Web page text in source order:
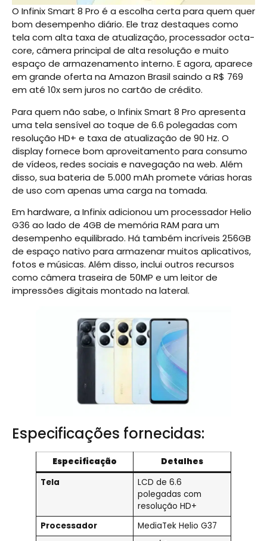
O Infinix Smart 8 Pro é a escolha certa para quem quer
bom desempenho diário. Ele traz destaques como
tela com alta taxa de atualização, processador octa-
core, câmera principal de alta resolução e muito
espaço de armazenamento interno. E agora, aparece
em grande oferta na Amazon Brasil saindo a R$ 769
em até 10x sem juros no cartão de crédito.
Para quem não sabe, o Infinix Smart 8 Pro apresenta
uma tela sensível ao toque de 6.6 polegadas com
resolução HD+ e taxa de atualização de 90 Hz. O
display fornece bom aproveitamento para consumo
de vídeos, redes sociais e navegação na web. Além
disso, sua bateria de 5.000 mAh promete várias horas
de uso com apenas uma carga na tomada.
Em hardware, a Infinix adicionou um processador Helio
G36 ao lado de 4GB de memória RAM para um
desempenho equilibrado. Há também incríveis 256GB
de espaço nativo para armazenar muitos aplicativos,
fotos e músicas. Além disso, inclui outros recursos
como câmera traseira de 50MP e um leitor de
impressões digitais montado na lateral.
Especificações fornecidas:
Especificação
Detalhes
Tela
LCD de 6.6
polegadas com
resolução HD+
Processador
MediaTek Helio G37